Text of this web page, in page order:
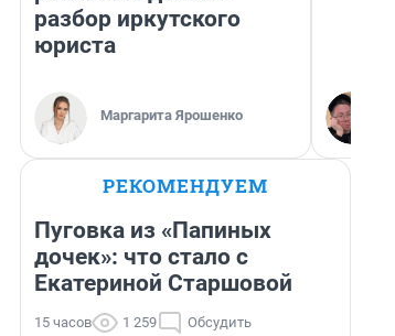
разбор иркутского
юриста
Маргарита Ярошенко
РЕКОМЕНДУЕМ
Пуговка из «Папиных
дочек»: что стало с
Екатериной Старшовой
15 часов 1 259 Обсудить